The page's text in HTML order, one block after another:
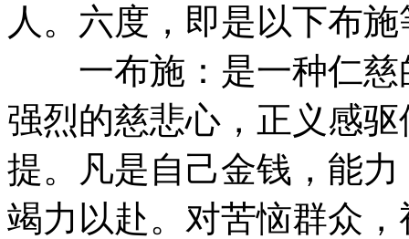
人。六度，即是以下布
一布施：是一种仁慈
强烈的慈悲心，正义感
提。凡是自己金钱，能
竭力以赴。对苦恼群众